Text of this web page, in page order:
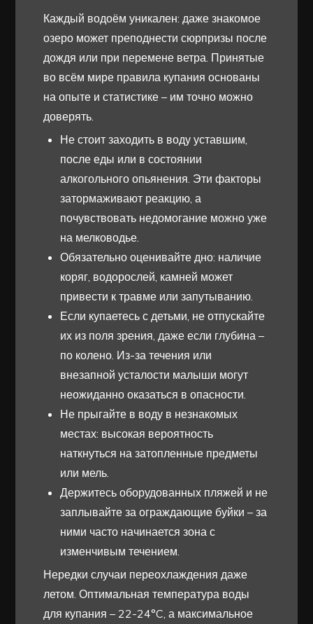
Каждый водоём уникален: даже знакомое
озеро может преподнести сюрпризы после
дождя или при перемене ветра. Принятые
во всём мире правила купания основаны
на опыте и статистике – им точно можно
доверять.
Не стоит заходить в воду уставшим,
после еды или в состоянии
алкогольного опьянения. Эти факторы
затормаживают реакцию, а
почувствовать недомогание можно уже
на мелководье.
Обязательно оценивайте дно: наличие
коряг, водорослей, камней может
привести к травме или запутыванию.
Если купаетесь с детьми, не отпускайте
их из поля зрения, даже если глубина –
по колено. Из-за течения или
внезапной усталости малыши могут
неожиданно оказаться в опасности.
Не прыгайте в воду в незнакомых
местах: высокая вероятность
наткнуться на затопленные предметы
или мель.
Держитесь оборудованных пляжей и не
заплывайте за ограждающие буйки – за
ними часто начинается зона с
изменчивым течением.
Нередки случаи переохлаждения даже
летом. Оптимальная температура воды
для купания – 22-24°C, а максимальное